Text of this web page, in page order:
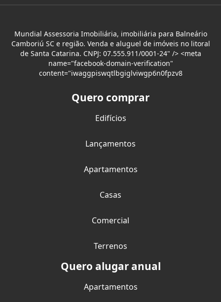
Mundial Assessoria Imobiliária, imobiliária para Balneário
Camboriú SC e região. Venda e aluguel de imóveis no litoral
de Santa Catarina. CNPJ: 07.555.911/0001-24" /> <meta
name="facebook-domain-verification"
content="iwaggpiswqtlbgiglviwgp6n0fpzv8
Quero comprar
Edifícios
Lançamentos
Apartamentos
Casas
Comercial
Terrenos
Quero alugar anual
Apartamentos